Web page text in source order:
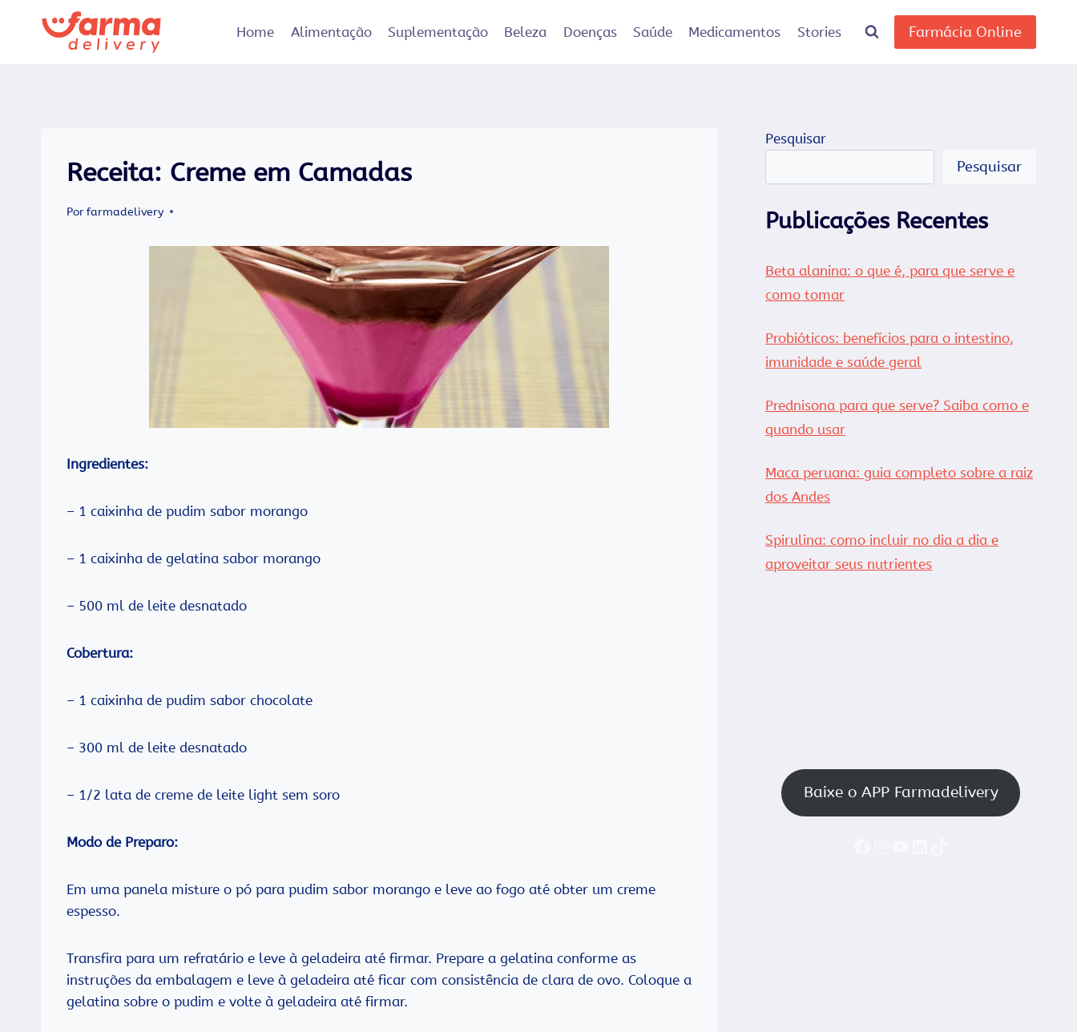
Home Alimentação Suplementação Beleza Doenças Saúde Medicamentos Stories Farmácia Online
Receita: Creme em Camadas
Porfarmadelivery
Ingredientes:
– 1 caixinha de pudim sabor morango
– 1 caixinha de gelatina sabor morango
– 500 ml de leite desnatado
Cobertura:
– 1 caixinha de pudim sabor chocolate
– 300 ml de leite desnatado
– 1/2 lata de creme de leite light sem soro
Modo de Preparo:
Em uma panela misture o pó para pudim sabor morango e leve ao fogo até obter um creme
espesso.
Transfira para um refratário e leve à geladeira até firmar. Prepare a gelatina conforme as
instruções da embalagem e leve à geladeira até ficar com consistência de clara de ovo. Coloque a
gelatina sobre o pudim e volte à geladeira até firmar.
Pesquisar
Pesquisar
Publicações Recentes
Beta alanina: o que é, para que serve e
como tomar
Probióticos: benefícios para o intestino,
imunidade e saúde geral
Prednisona para que serve? Saiba como e
quando usar
Maca peruana: guia completo sobre a raiz
dos Andes
Spirulina: como incluir no dia a dia e
aproveitar seus nutrientes
Baixe o APP Farmadelivery